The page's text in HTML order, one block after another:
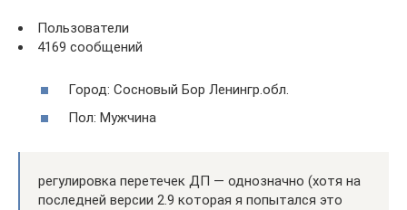
Пользователи
4169 сообщений
Город: Сосновый Бор Ленингр.обл.
Пол: Мужчина
регулировка перетечек ДП — однозначно (хотя на
последней версии 2.9 которая я попытался это